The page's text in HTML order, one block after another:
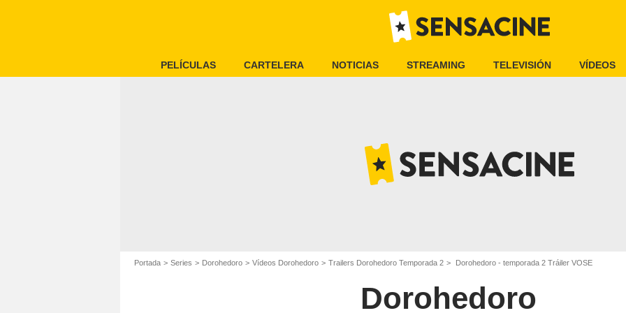
PELÍCULAS CARTELERA NOTICIAS STREAMING TELEVISIÓN VÍDEOS
Portada Series Dorohedoro Vídeos Dorohedoro Trailers Dorohedoro Temporada 2 Dorohedoro - temporada 2 Tráiler VOSE
Dorohedoro